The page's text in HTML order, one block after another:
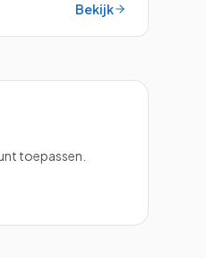
Bekijk
toepassen.